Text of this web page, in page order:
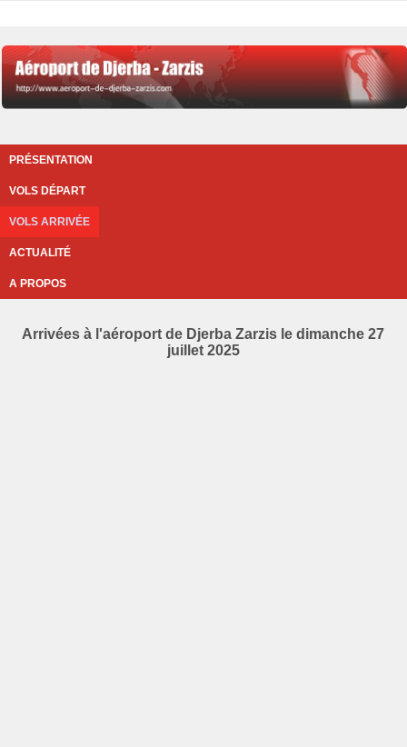
PRÉSENTATION
VOLS DÉPART
VOLS ARRIVÉE
ACTUALITÉ
A PROPOS
Arrivées à l'aéroport de Djerba Zarzis le dimanche 27
juillet 2025